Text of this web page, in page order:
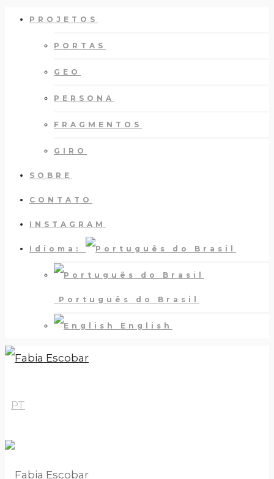
PROJETOS
PORTAS
GEO
PERSONA
FRAGMENTOS
GIRO
SOBRE
CONTATO
INSTAGRAM
Idioma:
Português do Brasil
English
PT